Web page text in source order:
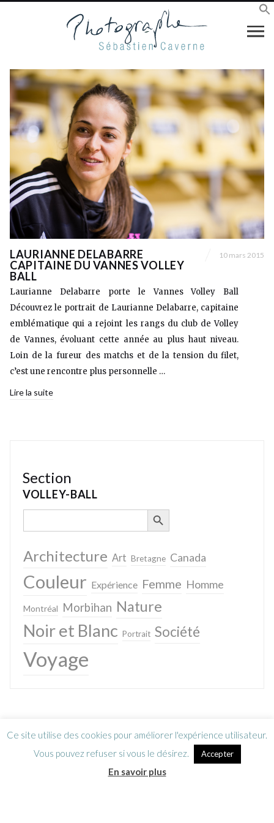
LAURIANNE DELABARRE
CAPITAINE DU VANNES VOLLEY
BALL
10 mars 2015
Laurianne Delabarre porte le Vannes Volley Ball
Découvrez le portrait de Laurianne Delabarre, capitaine
emblématique qui a rejoint les rangs du club de Volley
de Vannes, évoluant cette année au plus haut niveau.
Loin de la fureur des matchs et de la tension du filet,
c’est une rencontre plus personnelle …
Lire la suite
Section
VOLLEY-BALL
Search
SEARCH BUTTON
Architecture Art Bretagne Canada
Couleur Expérience Femme Homme
Montréal Morbihan Nature
Noir et Blanc Portrait Société
Voyage
Ce site utilise des cookies pour améliorer l'expérience utilisateur.
Vous pouvez refuser si vous le désirez.
Accepter
En savoir plus